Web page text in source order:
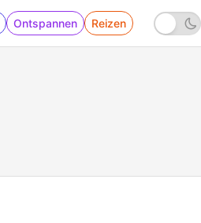
Ontspannen Reizen